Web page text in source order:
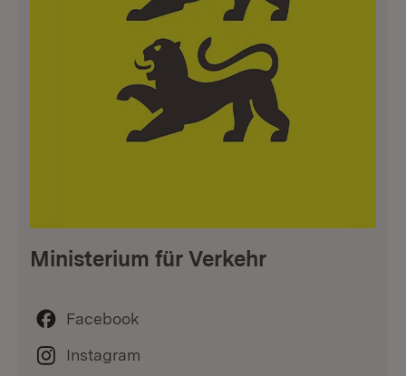
Ministerium für Verkehr
Facebook
Instagram